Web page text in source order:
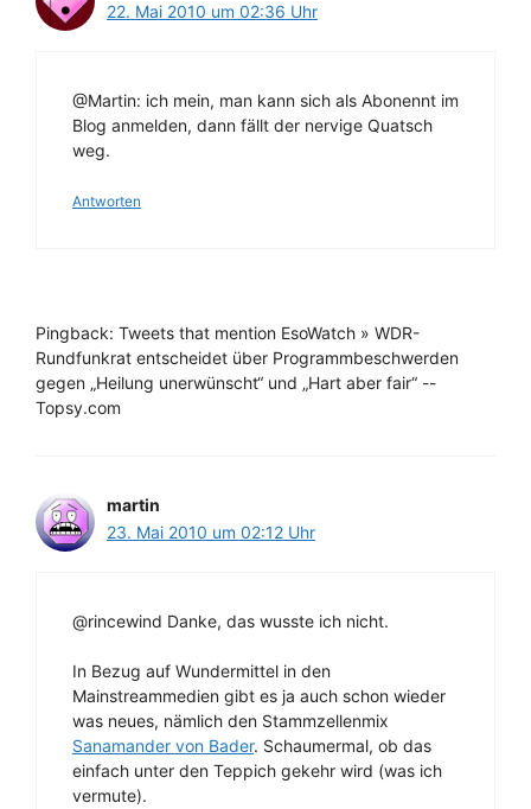
22. Mai 2010 um 02:36 Uhr
@Martin: ich mein, man kann sich als Abonennt im
Blog anmelden, dann fällt der nervige Quatsch
weg.
Antworten
Pingback: Tweets that mention EsoWatch » WDR-
Rundfunkrat entscheidet über Programmbeschwerden
gegen „Heilung unerwünscht“ und „Hart aber fair“ --
Topsy.com
martin
23. Mai 2010 um 02:12 Uhr
@rincewind Danke, das wusste ich nicht.
In Bezug auf Wundermittel in den
Mainstreammedien gibt es ja auch schon wieder
was neues, nämlich den Stammzellenmix
Sanamander von Bader. Schaumermal, ob das
einfach unter den Teppich gekehr wird (was ich
vermute).